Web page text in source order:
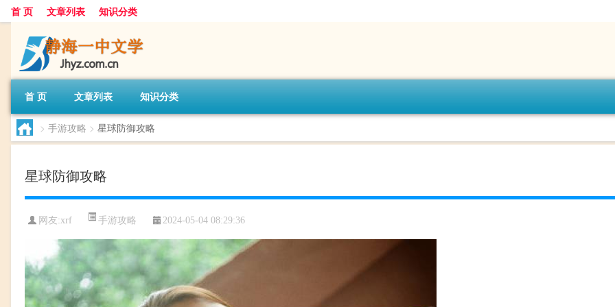
首 页 文章列表 知识分类
首 页 文章列表 知识分类
> 手游攻略 > 星球防御攻略
星球防御攻略
网友:xrf 手游攻略 2024-05-04 08:29:36